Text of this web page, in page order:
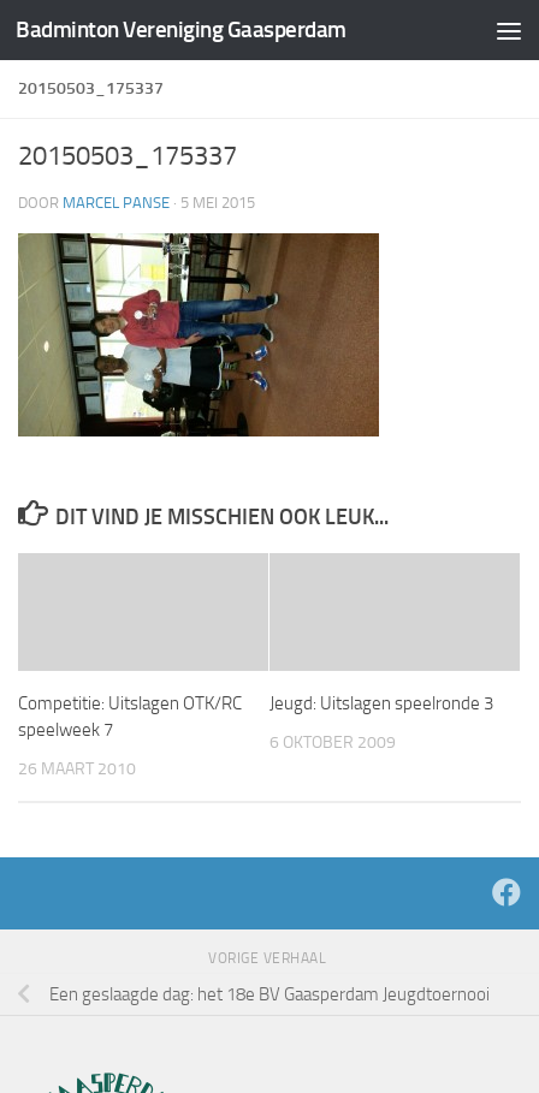
Doorgaan naar inhoud
Badminton Vereniging Gaasperdam
20150503_175337
20150503_175337
DOOR MARCEL PANSE · 5 MEI 2015
DIT VIND JE MISSCHIEN OOK LEUK...
Competitie: Uitslagen OTK/RC
speelweek 7
26 MAART 2010
Jeugd: Uitslagen speelronde 3
6 OKTOBER 2009
VORIGE VERHAAL
Een geslaagde dag: het 18e BV Gaasperdam Jeugdtoernooi